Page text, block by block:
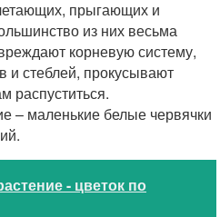
прыгающих и
из них весьма
корневую систему,
и стеблей, прокусывают
распуститься.
– маленькие белые червячки
- цветок по